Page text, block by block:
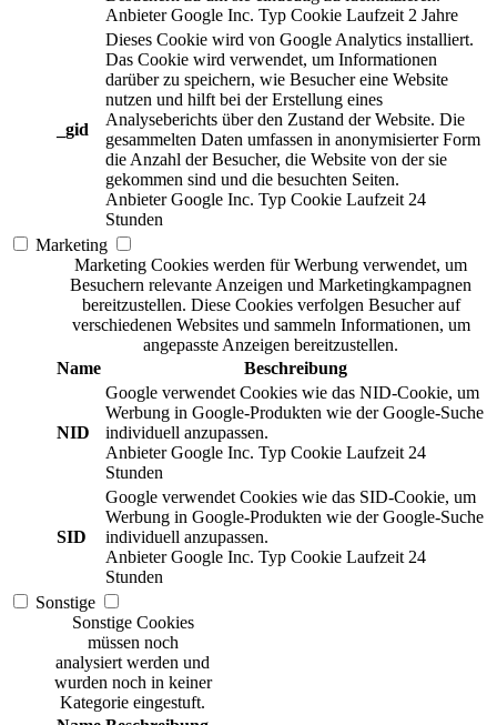
Anbieter Google Inc. Typ Cookie Laufzeit 2 Jahre
_gid
Dieses Cookie wird von Google Analytics installiert.
Das Cookie wird verwendet, um Informationen
darüber zu speichern, wie Besucher eine Website
nutzen und hilft bei der Erstellung eines
Analyseberichts über den Zustand der Website. Die
gesammelten Daten umfassen in anonymisierter Form
die Anzahl der Besucher, die Website von der sie
gekommen sind und die besuchten Seiten.
Anbieter Google Inc. Typ Cookie Laufzeit 24
Stunden
Marketing
Marketing Cookies werden für Werbung verwendet, um
Besuchern relevante Anzeigen und Marketingkampagnen
bereitzustellen. Diese Cookies verfolgen Besucher auf
verschiedenen Websites und sammeln Informationen, um
angepasste Anzeigen bereitzustellen.
Name
Beschreibung
NID
Google verwendet Cookies wie das NID-Cookie, um
Werbung in Google-Produkten wie der Google-Suche
individuell anzupassen.
Anbieter Google Inc. Typ Cookie Laufzeit 24
Stunden
SID
Google verwendet Cookies wie das SID-Cookie, um
Werbung in Google-Produkten wie der Google-Suche
individuell anzupassen.
Anbieter Google Inc. Typ Cookie Laufzeit 24
Stunden
Sonstige
Sonstige Cookies
müssen noch
analysiert werden und
wurden noch in keiner
Kategorie eingestuft.